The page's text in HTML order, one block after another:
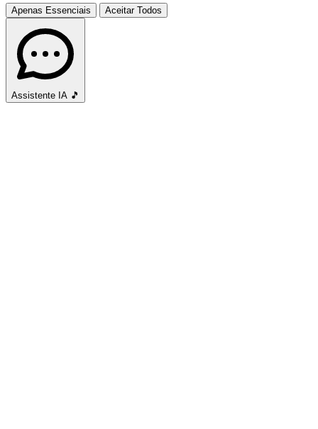
Apenas Essenciais Aceitar Todos
Assistente IA 🎵